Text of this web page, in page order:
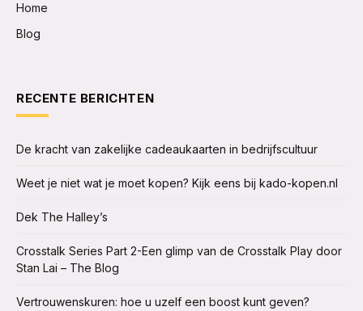
Home
Blog
RECENTE BERICHTEN
De kracht van zakelijke cadeaukaarten in bedrijfscultuur
Weet je niet wat je moet kopen? Kijk eens bij kado-kopen.nl
Dek The Halley’s
Crosstalk Series Part 2-Een glimp van de Crosstalk Play door
Stan Lai – The Blog
Vertrouwenskuren: hoe u uzelf een boost kunt geven?